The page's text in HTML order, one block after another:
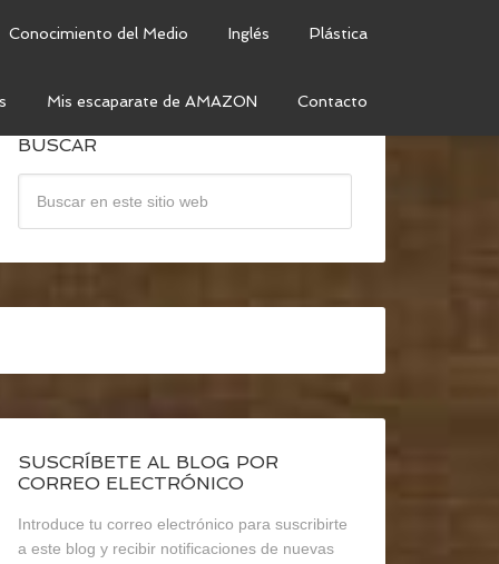
Conocimiento del Medio Inglés Plástica
Mis escaparate de AMAZON Contacto
BUSCAR
SUSCRÍBETE AL BLOG POR
CORREO ELECTRÓNICO
Introduce tu correo electrónico para suscribirte
a este blog y recibir notificaciones de nuevas